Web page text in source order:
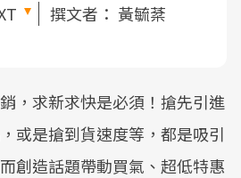
撰文者： 黃毓棻
，求新求快是必須！搶先引進
或是搶到貨速度等，都是吸引
創造話題帶動買氣、超低特惠